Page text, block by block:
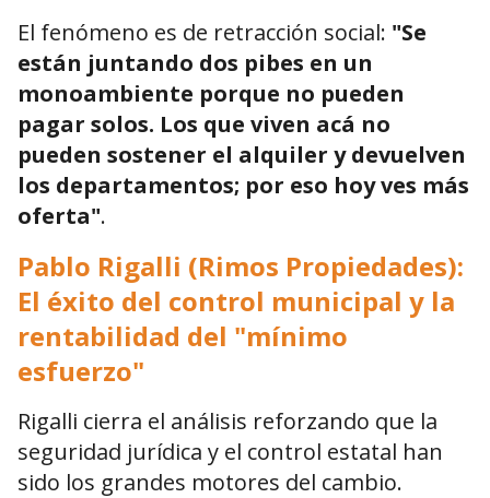
El fenómeno es de retracción social: "Se
están juntando dos pibes en un
monoambiente porque no pueden
pagar solos. Los que viven acá no
pueden sostener el alquiler y devuelven
los departamentos; por eso hoy ves más
oferta".
Pablo Rigalli (Rimos Propiedades):
El éxito del control municipal y la
rentabilidad del "mínimo
esfuerzo"
Rigalli cierra el análisis reforzando que la
seguridad jurídica y el control estatal han
sido los grandes motores del cambio.